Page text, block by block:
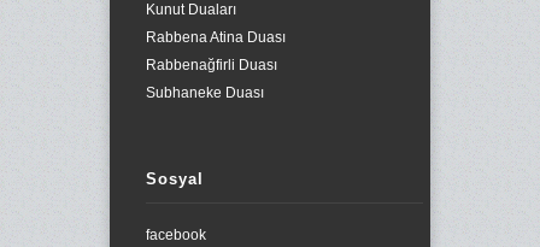
Kunut Duaları
Rabbena Atina Duası
Rabbenağfirli Duası
Subhaneke Duası
Sosyal
facebook